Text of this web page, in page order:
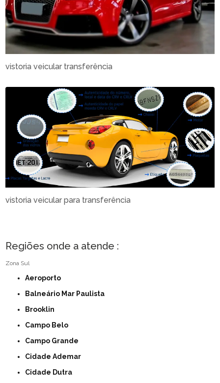
vistoria veicular transferência
vistoria veicular para transferência
Regiões onde a atende :
Zona Sul
Aeroporto
Balneário Mar Paulista
Brooklin
Campo Belo
Campo Grande
Cidade Ademar
Cidade Dutra